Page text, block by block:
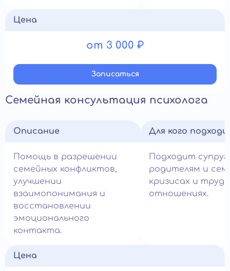
Цена
от 3 000 ₽
Записатьcя
Семейная консультация психолога
Описание
Помощь в разрешении
семейных конфликтов,
улучшении
взаимопонимания и
восстановлении
эмоционального
контакта.
Для кого
Подходит
родителям и
кризисах и
отношениях.
Цена